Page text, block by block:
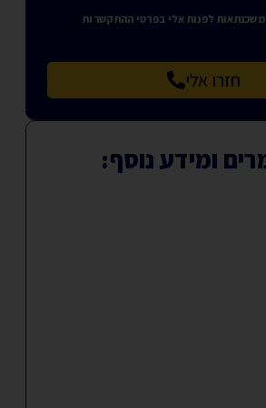
לפנות אלי בפרטי ההתקשרות
חזרו אלי
ומידע נוסף: